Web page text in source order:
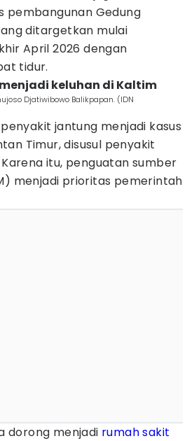
pembangunan Gedung
ditargetkan mulai
April 2026 dengan
tidur.
keluhan di Kaltim
Djatiwibowo Balikpapan. (IDN
jantung menjadi kasus
Timur, disusul penyakit
itu, penguatan sumber
menjadi prioritas pemerintah
dorong menjadi rumah sakit